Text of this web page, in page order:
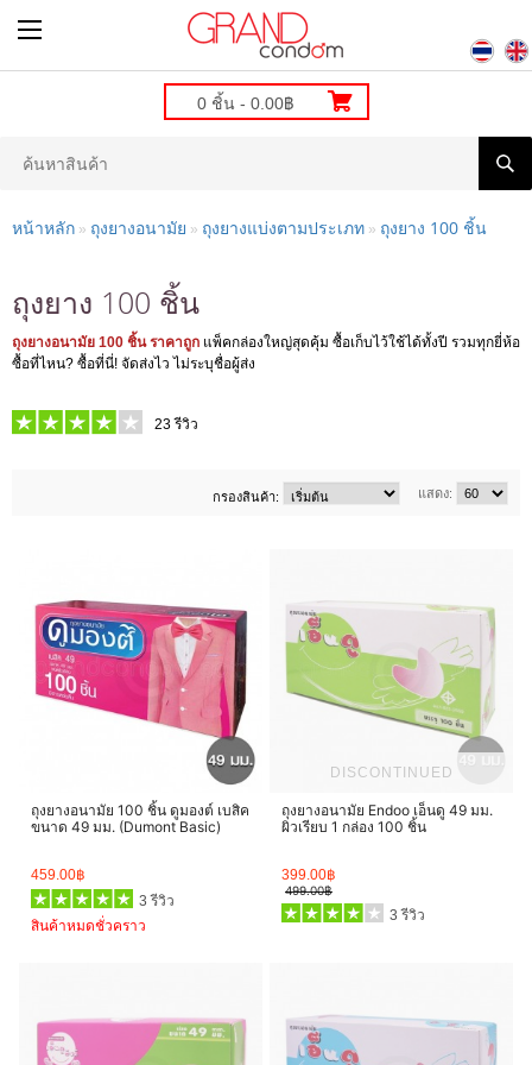
0 ชิ้น - 0.00฿
หน้าหลัก » ถุงยางอนามัย » ถุงยางแบ่งตามประเภท » ถุงยาง 100 ชิ้น
ถุงยาง 100 ชิ้น
ถุงยางอนามัย 100 ชิ้น ราคาถูก แพ็คกล่องใหญ่สุดคุ้ม ซื้อเก็บไว้ใช้ได้ทั้งปี รวมทุกยี่ห้อ
ซื้อที่ไหน? ซื้อที่นี่! จัดส่งไว ไม่ระบุชื่อผู้ส่ง
23รีวิว
แสดง:
กรองสินค้า:
ถุงยางอนามัย 100 ชิ้น ดูมองต์ เบสิค
ขนาด 49 มม. (Dumont Basic)
459.00฿
3 รีวิว
สินค้าหมดชั่วคราว
DISCONTINUED
ถุงยางอนามัย Endoo เอ็นดู 49 มม.
ผิวเรียบ 1 กล่อง 100 ชิ้น
399.00฿
499.00฿
3 รีวิว